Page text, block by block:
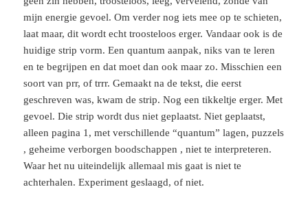
mijn energie gevoel. Om verder nog iets mee op te schieten,
laat maar, dit wordt echt troosteloos erger. Vandaar ook is de
huidige strip vorm. Een quantum aanpak, niks van te leren
en te begrijpen en dat moet dan ook maar zo. Misschien een
soort van prr, of trrr. Gemaakt na de tekst, die eerst
geschreven was, kwam de strip. Nog een tikkeltje erger. Met
gevoel. Die strip wordt dus niet geplaatst. Niet geplaatst,
alleen pagina 1, met verschillende “quantum” lagen, puzzels
, geheime verborgen boodschappen , niet te interpreteren.
Waar het nu uiteindelijk allemaal mis gaat is niet te
achterhalen. Experiment geslaagd, of niet.